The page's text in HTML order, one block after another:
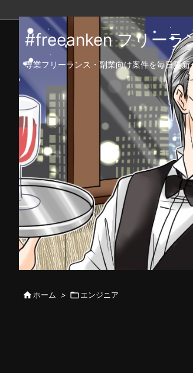
#freeanken フリー
専業フリーランス・副業向け案件を毎日更
 ホーム > エンジニア